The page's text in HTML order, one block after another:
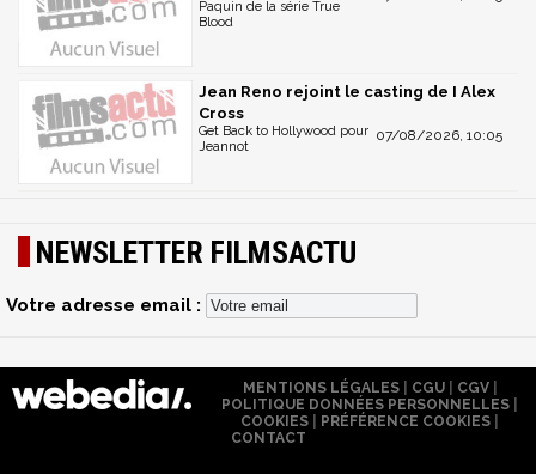
Paquin de la série True
Blood
Jean Reno rejoint le casting de I Alex
Cross
07/08/2026, 10:05
Get Back to Hollywood pour
Jeannot
NEWSLETTER FILMSACTU
Votre adresse email :
MENTIONS LÉGALES| CGU| CGV|
POLITIQUE DONNÉES PERSONNELLES
COOKIES
PRÉFÉRENCE COOKIES
CONTACT